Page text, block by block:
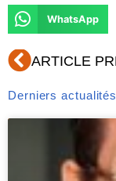
WhatsApp
Derniers actualités